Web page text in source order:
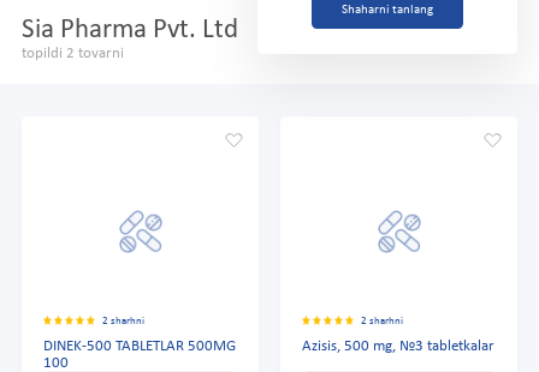
Shaharni tanlang
Sia Pharma Pvt. Ltd
topildi 2 tovarni
2 sharhni
DINEK-500 TABLETLAR 500MG
100
2 sharhni
Azisis, 500 mg, №3 tabletkalar